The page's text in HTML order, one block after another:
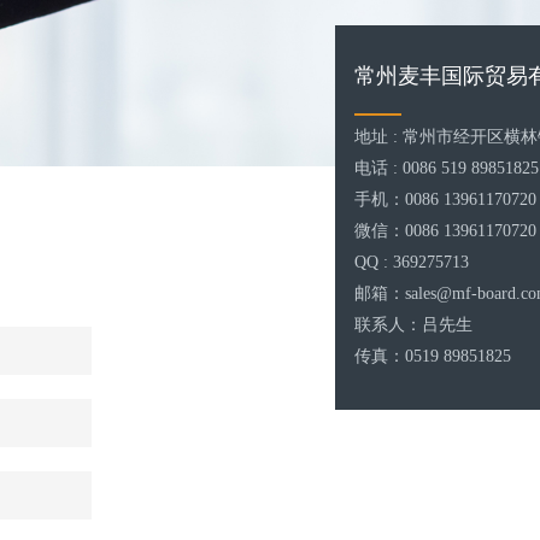
常州麦丰国际贸易
地址 : 常州市经开区横
电话 : 0086 519 89851825
手机：0086 13961170720
微信：0086 13961170720
QQ : 369275713
邮箱：sales@mf-
联系人：吕先生
传真：0519 89851825